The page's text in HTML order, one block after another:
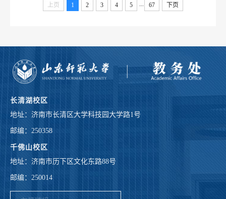
上页 1 2 3 4 5 ... 67 下页
长清湖校区
地址：济南市长清区大学科技园大学路1号
邮编：250358
千佛山校区
地址：济南市历下区文化东路88号
邮编：250014